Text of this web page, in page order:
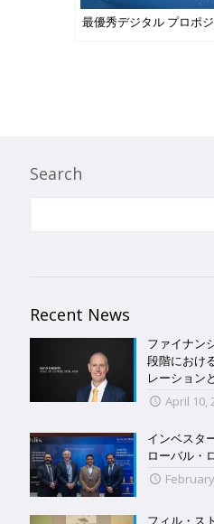
最優秀デジタル プロポ
Search
Recent News
ファイナン
段階におけ
レーション
April 10,
インベスタ
ローバル・
フィル・ス